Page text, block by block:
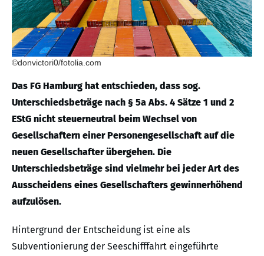
©donvictori0/fotolia.com
Das FG Hamburg hat entschieden, dass sog.
Unterschiedsbeträge nach § 5a Abs. 4 Sätze 1 und 2
EStG nicht steuerneutral beim Wechsel von
Gesellschaftern einer Personengesellschaft auf die
neuen Gesellschafter übergehen. Die
Unterschiedsbeträge sind vielmehr bei jeder Art des
Ausscheidens eines Gesellschafters gewinnerhöhend
aufzulösen.
Hintergrund der Entscheidung ist eine als
Subventionierung der Seeschifffahrt eingeführte